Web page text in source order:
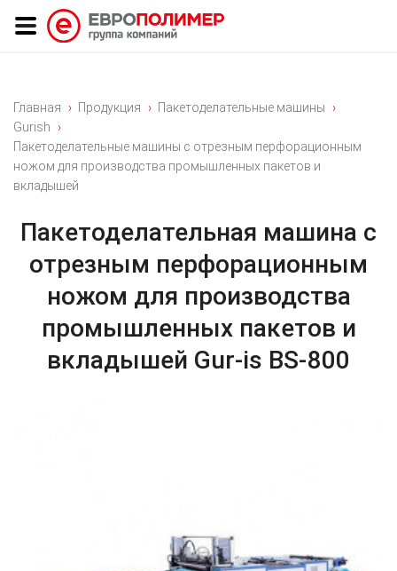
Главная Продукция
Пакетоделательные машины
Gurish
Пакетоделательные машины с отрезным перфорационным
ножом для производства промышленных пакетов и
вкладышей
Пакетоделательная машина с
отрезным перфорационным
ножом для производства
промышленных пакетов и
вкладышей Gur-is BS-800